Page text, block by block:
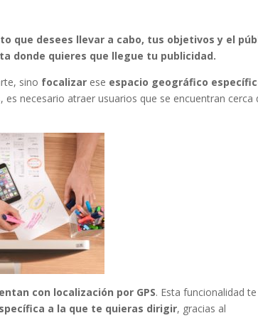
que desees llevar a cabo, tus objetivos y el
donde quieres que llegue tu publicidad.
sino focalizar ese espacio geográfico
es necesario atraer usuarios que se encuentran cerca
con localización por GPS. Esta funcionalidad te
a la que te quieras dirigir, gracias al